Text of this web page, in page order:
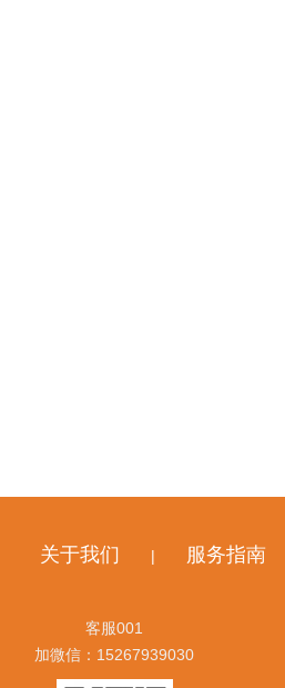
关于我们 | 服务指南
客服001
加微信：15267939030